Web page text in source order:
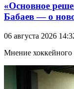
«Основное
Бабаев — о
06 августа 2026
Мнение хоккейного